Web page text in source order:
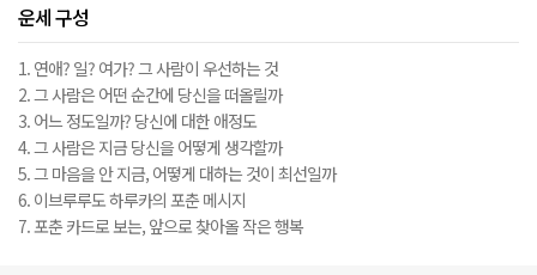
운세 구성
1. 연애? 일? 여가? 그 사람이 우선하는 것
2. 그 사람은 어떤 순간에 당신을 떠올릴까
3. 어느 정도일까? 당신에 대한 애정도
4. 그 사람은 지금 당신을 어떻게 생각할까
5. 그 마음을 안 지금, 어떻게 대하는 것이 최선일까
6. 이브루루도 하루카의 포춘 메시지
7. 포춘 카드로 보는, 앞으로 찾아올 작은 행복